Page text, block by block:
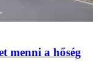
menni a hőség